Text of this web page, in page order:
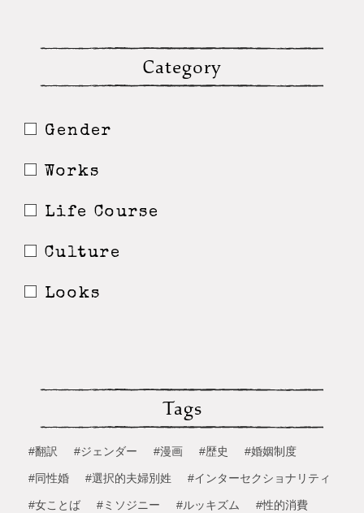
Category
Gender
Works
Life Course
Culture
Looks
Tags
#翻訳 #ジェンダー #漫画 #歴史 #婚姻制度
#同性婚 #選択的夫婦別姓 #インターセクショナリティ
#女ことば #ミソジニー #ルッキズム #性的消費